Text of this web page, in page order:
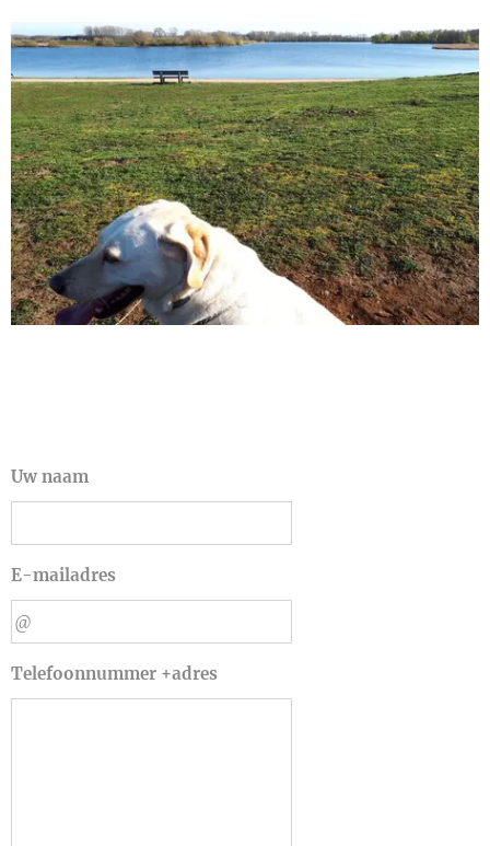
Uw naam
E-mailadres
Telefoonnummer +adres